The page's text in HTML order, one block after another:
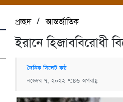
প্রচ্ছদ/আন্তর্জাতিক
ইরানে হিজাববিরোধী
দৈনিক সিলেট কন্ঠ
নভেম্বর ৭, ২০২২ ৭:৪৬ অপরাহ্ণ